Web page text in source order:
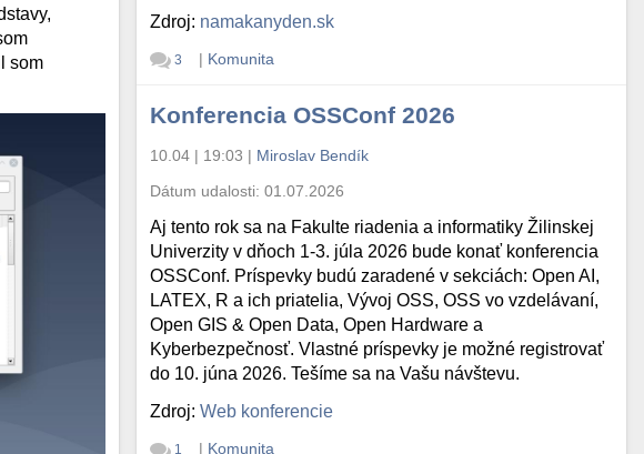
som
Zdroj: namakanyden.sk
3 | Komunita
Konferencia OSSConf 2026
10.04 | 19:03 | Miroslav Bendík
Dátum udalosti:01.07.2026
Aj tento rok sa na Fakulte riadenia a informatiky Žilinskej
Univerzity v dňoch 1-3. júla 2026 bude konať konferencia
OSSConf. Príspevky budú zaradené v sekciách: Open AI,
LATEX, R a ich priatelia, Vývoj OSS, OSS vo vzdelávaní,
Open GIS & Open Data, Open Hardware a
Kyberbezpečnosť. Vlastné príspevky je možné registrovať
do 10. júna 2026. Tešíme sa na Vašu návštevu.
Zdroj:Web konferencie
1 | Komunita